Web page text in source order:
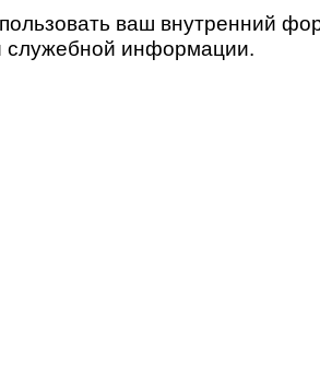
ваш внутренний
служебной информации.